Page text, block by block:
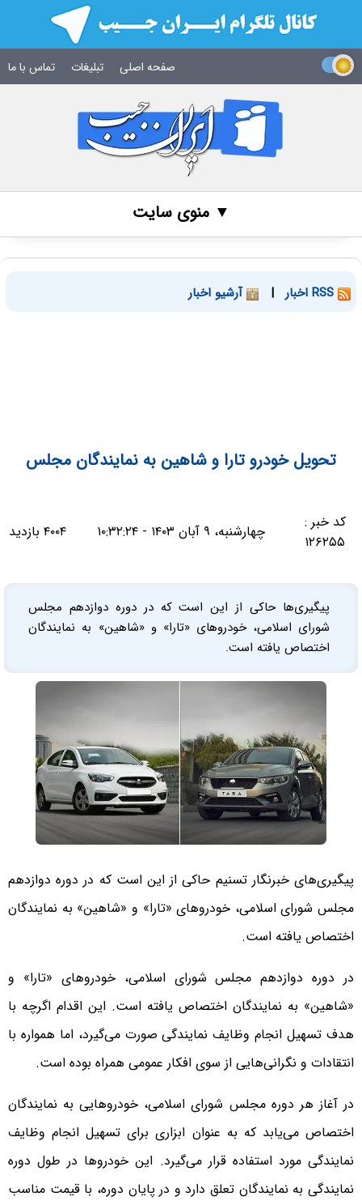
صفحه اصلی تبلیغات تماس با ما
▼ منوی سایت
| آرشیو اخبار
تحویل خودرو تارا و شاهین به نمایندگان مجلس
کد خبر :
۱۲۶۲۵۵
چهارشنبه، ۹ آبان ۱۴۰۳ - ۱۰:۳۲:۲۴ ۴۰۰۴ بازدید
پیگیری‌ها حاکی از این است که در دوره دوازدهم مجلس
شورای اسلامی، خودروهای «تارا» و «شاهین» به نمایندگان
اختصاص یافته است.
پیگیری‌های خبرنگار تسنیم حاکی از این است که در دوره دوازدهم
مجلس شورای اسلامی، خودروهای «تارا» و «شاهین» به نمایندگان
اختصاص یافته است.
در دوره دوازدهم مجلس شورای اسلامی، خودروهای «تارا» و
«شاهین» به نمایندگان اختصاص یافته است. این اقدام اگرچه با
هدف تسهیل انجام وظایف نمایندگی صورت می‌گیرد، اما همواره با
انتقادات و نگرانی‌هایی از سوی افکار عمومی همراه بوده است.
در آغاز هر دوره مجلس شورای اسلامی، خودروهایی به نمایندگان
اختصاص می‌یابد که به عنوان ابزاری برای تسهیل انجام وظایف
نمایندگی مورد استفاده قرار می‌گیرد. این خودروها در طول دوره
نمایندگی به نمایندگان تعلق دارد و در پایان دوره، با قیمت مناسب